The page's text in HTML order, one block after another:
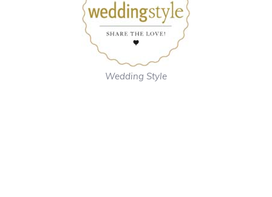
Wedding Style